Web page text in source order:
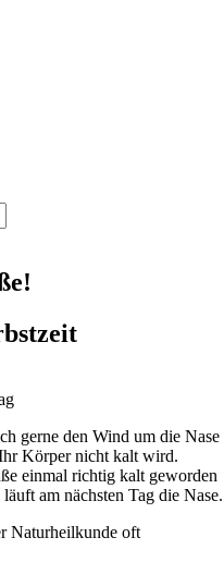
gerne den Wind um die Nase
Körper nicht kalt wird.
einmal richtig kalt geworden
am nächsten Tag die Nase.
Naturheilkunde oft